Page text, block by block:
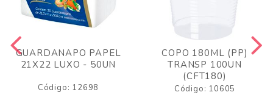
GUARDANAPO PAPEL
21X22 LUXO - 50UN
Código: 12698
COPO 180ML (PP)
TRANSP 100UN
(CFT180)
Código: 10605